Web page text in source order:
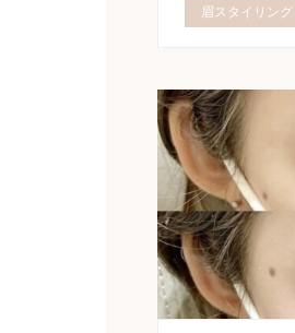
眉スタイリング